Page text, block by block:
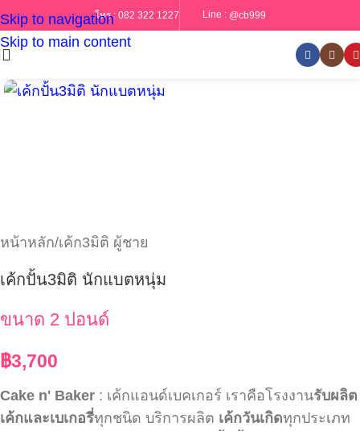
Skip to navigation
Skip to main content
โทร : 082 322 1227 Line : @cb999
หน้าหลัก/เค้ก3มิติ ผู้ชาย
เค้กปั้น3มิติ นักแบตหนุ่ม
ขนาด 2 ปอนด์
฿3,700
Cake n' Baker : เค้กแอนด์เบคเกอร์ เราคือโรงงานรับผลิต
เค้กและเบเกอรี่ทุกชนิด บริการผลิต เค้กวันเกิดทุกประเภท